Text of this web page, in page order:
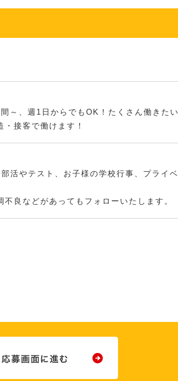
～、週1日からでもOK！たくさん働きたい
接客で働けます！
活やテスト、お子様の学校行事、プライベ
良などがあってもフォローいたします。